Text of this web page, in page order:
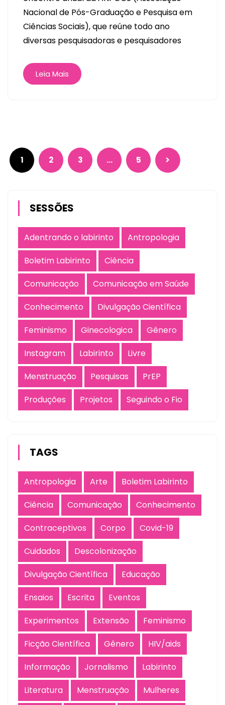
Nacional de Pós-Graduação e Pesquisa em
Ciências Sociais), que reúne todo ano
diversas pesquisadoras e pesquisadores
Leia Mais
1 2 3 … 5
SESSÕES
Adentrando o labirinto
Antropologia
Boletim Labirinto
Ciência
Comunicação
Comunicação em Saúde
Conhecimento
Divulgação Científica
Feminismo
Ginecologica
Gênero
Instagram
Labirinto
Livre
Menstruação
Pesquisas
PrEP
Produções
Projetos Seguindo o Fio
TAGS
Antropologia Arte
Boletim Labirinto
Ciência
Comunicação
Conhecimento
Contraceptivos
Corpo
Covid-19
Cuidados
Descolonização
Divulgação Científica
Educação
Ensaios
Escrita
Eventos
Experimentos
Extensão
Feminismo
Ficção Científica
Gênero
HIV/aids
Informação
Jornalismo
Labirinto
Literatura
Menstruação
Mulheres